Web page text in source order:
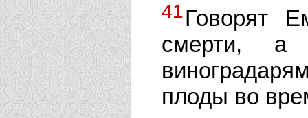
41Говорят
смерти, а
плоды во